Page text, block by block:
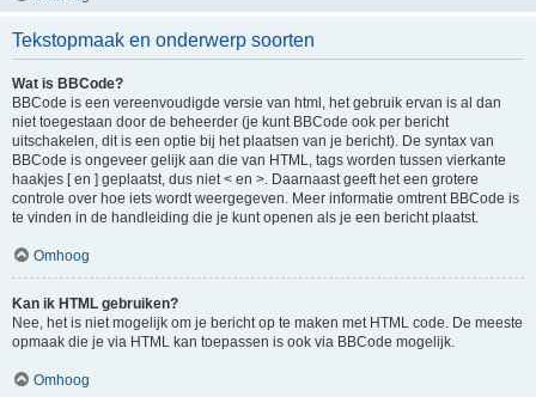
Tekstopmaak en onderwerp soorten
Wat is BBCode?
BBCode is een vereenvoudigde versie van html, het gebruik ervan is al dan
niet toegestaan door de beheerder (je kunt BBCode ook per bericht
uitschakelen, dit is een optie bij het plaatsen van je bericht). De syntax van
BBCode is ongeveer gelijk aan die van HTML, tags worden tussen vierkante
haakjes [ en ] geplaatst, dus niet < en >. Daarnaast geeft het een grotere
controle over hoe iets wordt weergegeven. Meer informatie omtrent BBCode is
te vinden in de handleiding die je kunt openen als je een bericht plaatst.
Omhoog
Kan ik HTML gebruiken?
Nee, het is niet mogelijk om je bericht op te maken met HTML code. De meeste
opmaak die je via HTML kan toepassen is ook via BBCode mogelijk.
Omhoog